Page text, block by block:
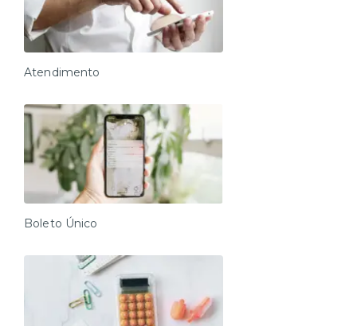
Atendimento
Boleto Único